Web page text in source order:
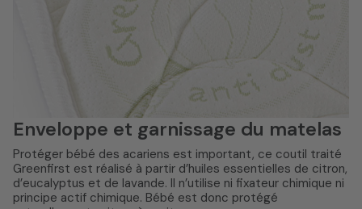
Enveloppe et garnissage du matelas
Protéger bébé des acariens est important, ce coutil traité
Greenfirst est réalisé à partir d’huiles essentielles de citron,
d’eucalyptus et de lavande. Il n’utilise ni fixateur chimique ni
principe actif chimique. Bébé est donc protégé